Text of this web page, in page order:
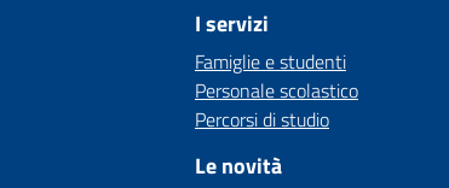
I servizi
Famiglie e studenti
Personale scolastico
Percorsi di studio
Le novità